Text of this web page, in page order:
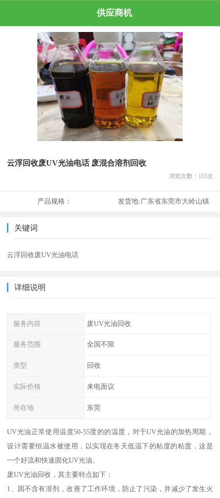
供应商机
云浮回收废UV光油电话 废混合溶剂回收
浏览次数： 151 次
产品规格： 发货地:广东省东莞市大岭山镇
关键词
云浮回收废UV光油电话
详细说明
服务内容 废UV光油回收
服务范围 全国不限
类型 回收
实际价格 来电面议
所在地 东莞
UV光油正常使用温度50-55度的的温度，对于UV光油的加热周期，
设计需要恒温水被使用，以实现在冬天低温下的粘度的粘度，这是
一个好流和快速固化UV光油。
废UV光油回收，其主要特点如下：
1、因不含有溶剂，改善了工作环境，防止了污染，并减少了发生火